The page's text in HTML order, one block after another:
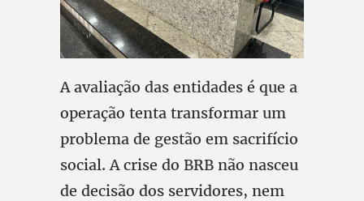
A avaliação das entidades é que a
operação tenta transformar um
problema de gestão em sacrifício
social. A crise do BRB não nasceu
de decisão dos servidores, nem